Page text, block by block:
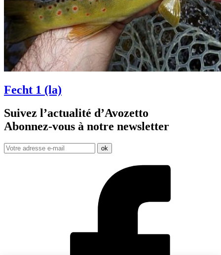
Fecht 1 (la)
Suivez l’actualité d’Avozetto
Abonnez-vous à notre newsletter